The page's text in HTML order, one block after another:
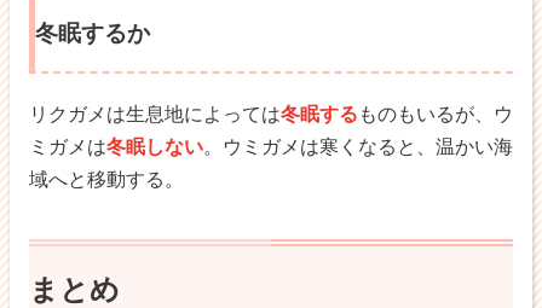
冬眠するか
リクガメは生息地によっては冬眠する ものもいるが、ウ
ミガメは冬眠しない。ウミガメは寒くなると、温かい海
域へと移動する。
まとめ